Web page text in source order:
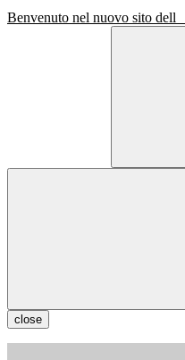
Benvenuto nel nuovo sito dell
close